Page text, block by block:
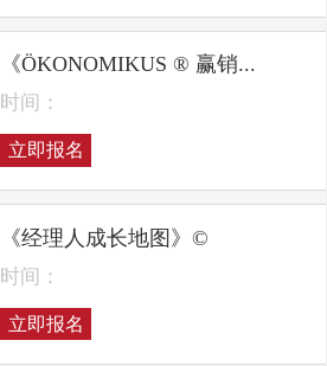
《ÖKONOMIKUS ® 赢销...
时间：
立即报名
《经理人成长地图》©
时间：
立即报名